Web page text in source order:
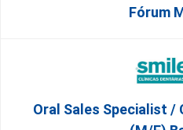
Fórum
Oral Sales Specialist /